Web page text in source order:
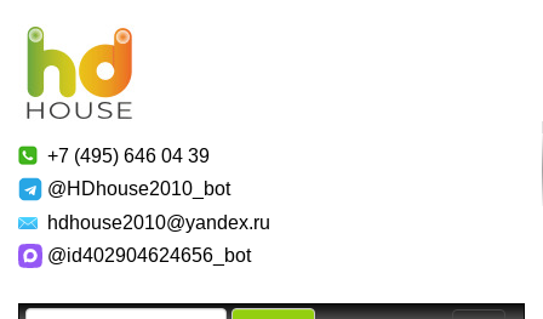
+7 (495) 646 04 39
@HDhouse2010_bot
hdhouse2010@yandex.ru
@id402904624656_bot